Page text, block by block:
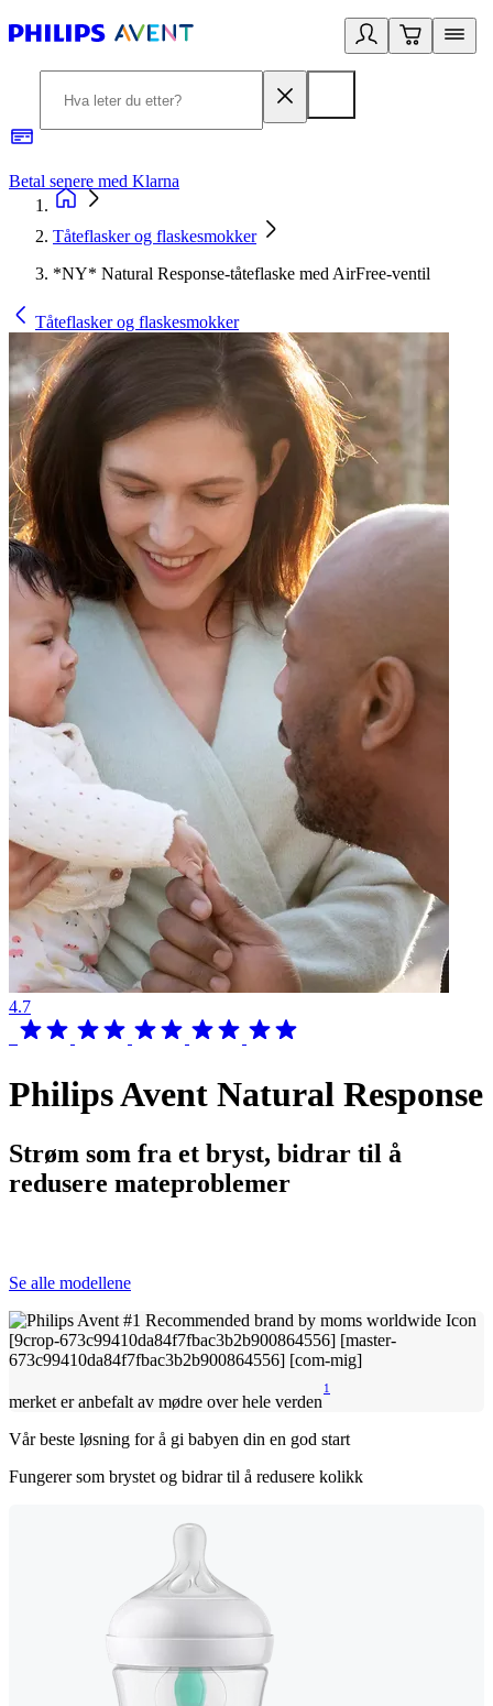
Betal senere med Klarna
Tåteflasker og flaskesmokker
*NY* Natural Response-tåteflaske med AirFree-ventil
Tåteflasker og flaskesmokker
4.7
Philips Avent Natural Response
Strøm som fra et bryst, bidrar til å
redusere mateproblemer
Se alle modellene
merket er anbefalt av mødre over hele verden
1
Vår beste løsning for å gi babyen din en god start
Fungerer som brystet og bidrar til å redusere kolikk